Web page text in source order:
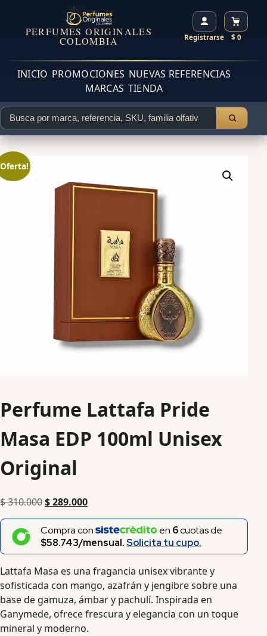
PERFUMES ORIGINALES
COLOMBIA Registrarse $ 0
INICIO PROMOCIONES NUEVAS REFERENCIAS
MARCAS TIENDA
Perfume Lattafa Pride
Masa EDP 100ml Unisex
Original
$310.000$289.000
Compra con en 6cuotas de
$58.743/mensual.Solicita tu cupo.
Lattafa Masa es una fragancia unisex vibrante y
sofisticada con mango, azafrán y jengibre sobre una
base de gamuza, ámbar y pachulí. Inspirada en
Ganymede, ofrece frescura y elegancia con un toque
mineral y moderno.